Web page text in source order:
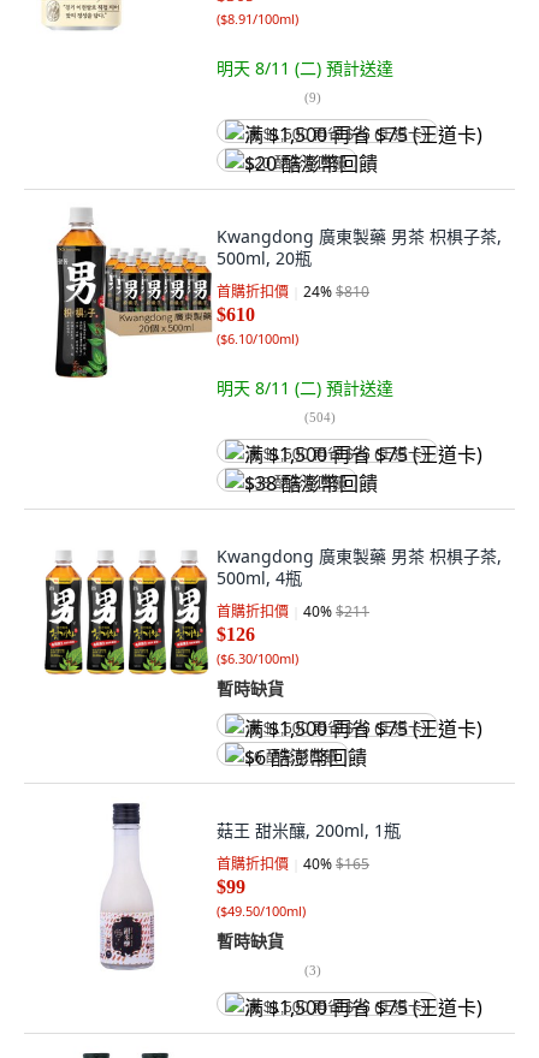
($8.91/100ml)
明天 8/11 (二) 預計送達
(9)
满 $1,500 再省 $75 (王道卡)
$20 酷澎幣回饋
Kwangdong 廣東製藥 男茶 枳椇子茶,
500ml, 20瓶
首購折扣價 24%$810
$610
($6.10/100ml)
明天 8/11 (二) 預計送達
(504)
满 $1,500 再省 $75 (王道卡)
$38 酷澎幣回饋
Kwangdong 廣東製藥 男茶 枳椇子茶,
500ml, 4瓶
首購折扣價 40%$211
$126
($6.30/100ml)
暫時缺貨
满 $1,500 再省 $75 (王道卡)
$6 酷澎幣回饋
菇王 甜米釀, 200ml, 1瓶
首購折扣價 40%$165
$99
($49.50/100ml)
暫時缺貨
(3)
满 $1,500 再省 $75 (王道卡)